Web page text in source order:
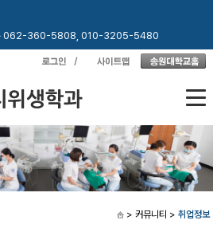
수 062-360-5808, 010-3205-5480
> 커뮤니티 > 취업정보